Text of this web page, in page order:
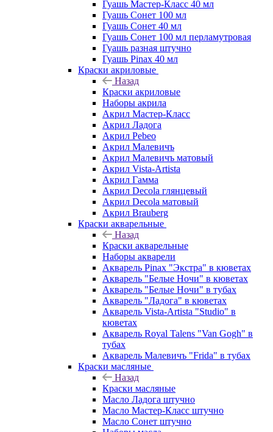
Гуашь Мастер-Класс 40 мл
Гуашь Сонет 100 мл
Гуашь Сонет 40 мл
Гуашь Сонет 100 мл перламутровая
Гуашь разная штучно
Гуашь Pinax 40 мл
Краски акриловые
Назад
Краски акриловые
Наборы акрила
Акрил Мастер-Класс
Акрил Ладога
Акрил Pebeo
Акрил Малевичъ
Акрил Малевичъ матовый
Акрил Vista-Artista
Акрил Гамма
Акрил Decola глянцевый
Акрил Decola матовый
Акрил Brauberg
Краски акварельные
Назад
Краски акварельные
Наборы акварели
Акварель Pinax "Экстра" в кюветах
Акварель "Белые Ночи" в кюветах
Акварель "Белые Ночи" в тубах
Акварель "Ладога" в кюветах
Акварель Vista-Artista "Studio" в
кюветах
Акварель Royal Talens "Van Gogh" в
тубах
Акварель Малевичъ "Frida" в тубах
Краски масляные
Назад
Краски масляные
Масло Ладога штучно
Масло Мастер-Класс штучно
Масло Сонет штучно